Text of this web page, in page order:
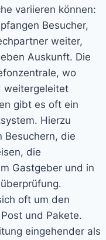
variieren können:
Besucher,
weiter,
Auskunft. Die
wo
weitergeleitet
gibt es oft ein
Hierzu
Besuchern, die
die
Gastgeber und in
oft um den
und Pakete.
eingehender als